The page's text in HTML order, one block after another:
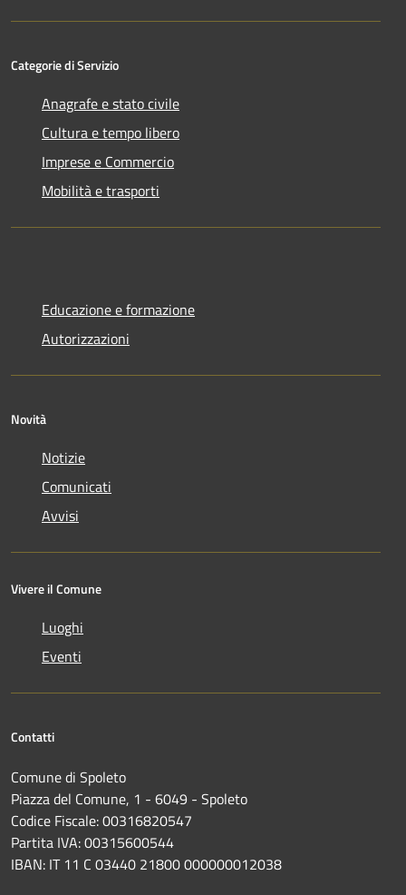
Categorie di Servizio
Anagrafe e stato civile
Cultura e tempo libero
Imprese e Commercio
Mobilità e trasporti
Educazione e formazione
Autorizzazioni
Novità
Notizie
Comunicati
Avvisi
Vivere il Comune
Luoghi
Eventi
Contatti
Comune di Spoleto
Piazza del Comune, 1 - 6049 - Spoleto
Codice Fiscale: 00316820547
Partita IVA: 00315600544
IBAN: IT 11 C 03440 21800 000000012038